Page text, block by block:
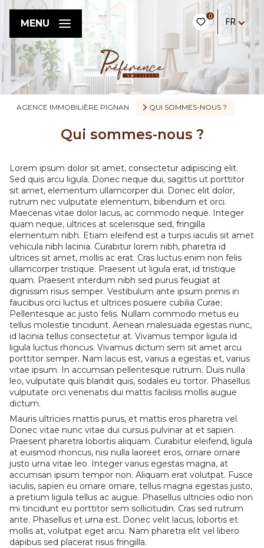
0
FR
MENU
AGENCE IMMOBILIÈRE PIGNAN QUI SOMMES-NOUS ?
Qui sommes-nous ?
Lorem ipsum dolor sit amet, consectetur adipiscing elit.
Sed quis arcu ligula. Donec neque dui, sagittis ut porttitor
sit amet, elementum ullamcorper dui. Donec elit dolor,
rutrum nec vulputate elementum, bibendum et orci.
Maecenas vitae dolor lacus, ac commodo neque. Integer
quam neque, ultrices at scelerisque sed, fringilla
elementum nibh. Etiam eleifend est a turpis iaculis sit amet
vehicula nibh lacinia. Curabitur lorem nibh, pharetra id
ultrices sit amet, mollis ac erat. Cras luctus enim non felis
ullamcorper tristique. Praesent ut ligula erat, id tristique
quam. Praesent interdum nibh sed purus feugiat at
dignissim risus semper. Vestibulum ante ipsum primis in
faucibus orci luctus et ultrices posuere cubilia Curae;
Pellentesque ac justo felis. Nullam commodo metus eu
tellus molestie tincidunt. Aenean malesuada egestas nunc,
id lacinia tellus consectetur at. Vivamus tempor ligula id
ligula luctus rhoncus. Vivamus dictum sem sit amet arcu
porttitor semper. Nam lacus est, varius a egestas et, varius
vitae ipsum. In accumsan pellentesque rutrum. Duis nulla
leo, vulputate quis blandit quis, sodales eu tortor. Phasellus
vulputate orci venenatis dui mattis facilisis mollis augue
dictum.
Mauris ultricies mattis purus, et mattis eros pharetra vel.
Donec vitae nunc vitae dui cursus pulvinar at et sapien.
Praesent pharetra lobortis aliquam. Curabitur eleifend, ligula
at euismod rhoncus, nisi nulla laoreet eros, ornare ornare
justo urna vitae leo. Integer varius egestas magna, at
accumsan ipsum tempor non. Aliquam erat volutpat. Fusce
iaculis, sapien eu ornare ornare, tellus magna egestas justo,
a pretium ligula tellus ac augue. Phasellus ultricies odio non
mi tincidunt eu porttitor sem sollicitudin. Cras sed rutrum
ante. Phasellus et urna est. Donec velit lacus, lobortis et
mollis at, volutpat eget arcu. Nam pharetra elit vel libero
dapibus sed placerat risus fringilla.